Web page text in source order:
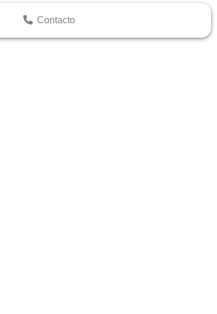
Contacto
Contacto